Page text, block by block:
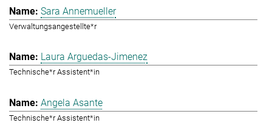
Sara Annemueller
Verwaltungsangestellte*r
Laura Arguedas-Jimenez
Technische*r Assistent*in
Angela Asante
Technische*r Assistent*in